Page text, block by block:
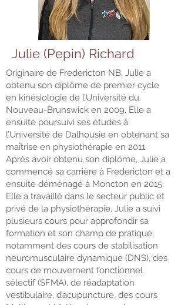
Julie (Pepin) Richard
Originaire de Fredericton NB, Julie a
obtenu son diplôme de premier cycle
en kinésiologie de l’Université du
Nouveau-Brunswick en 2009. Elle a
ensuite poursuivi ses études à
l’Université de Dalhousie en obtenant sa
maîtrise en physiothérapie en 2011.
Après avoir obtenu son diplôme, Julie a
commencé sa carrière à Fredericton et a
ensuite déménagé à Moncton en 2015.
Elle a travaillé dans le secteur public et
privé de la physiothérapie. Julie a suivi
plusieurs cours pour approfondir sa
formation et son champ de pratique,
notamment des cours de stabilisation
neuromusculaire dynamique (DNS), des
cours de mouvement fonctionnel
sélectif (SFMA), de réadaptation
vestibulaire, d’acupuncture, des cours